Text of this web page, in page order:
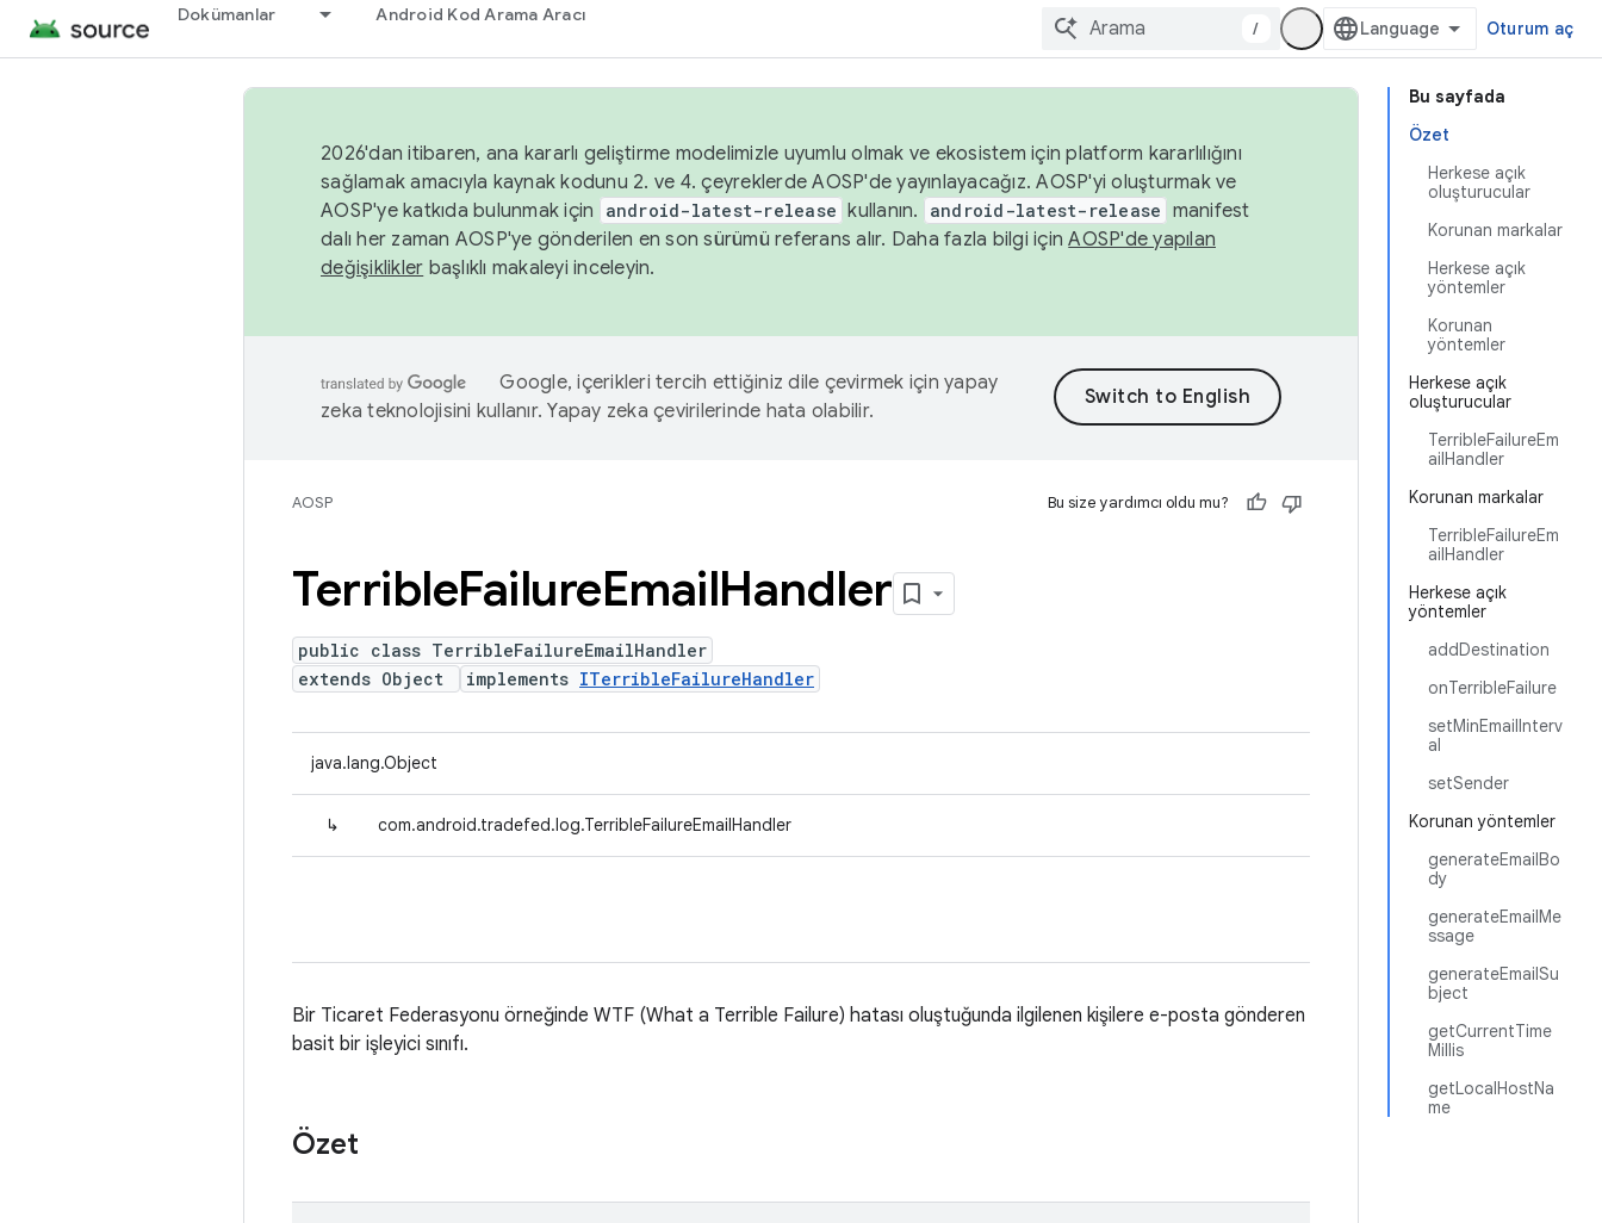
Dokümanlar Android Kod Arama Aracı
/ Oturum aç
Bu sayfada
Özet
Herkese açık
oluşturucular
Korunan markalar
Herkese açık
yöntemler
Korunan
yöntemler
Herkese açık
oluşturucular
TerribleFailureEm
ailHandler
Korunan markalar
TerribleFailureEm
ailHandler
Herkese açık
yöntemler
addDestination
onTerribleFailure
setMinEmailInterv
al
setSender
Korunan yöntemler
generateEmailBo
dy
generateEmailMe
ssage
generateEmailSu
bject
getCurrentTime
Millis
getLocalHostNa
me
2026'dan itibaren, ana kararlı geliştirme modelimizle uyumlu olmak ve ekosistem için platform kararlılığını
sağlamak amacıyla kaynak kodunu 2. ve 4. çeyreklerde AOSP'de yayınlayacağız. AOSP'yi oluşturmak ve
AOSP'ye katkıda bulunmak için
android-latest-release kullanın. android-latest-release manifest
dalı her zaman AOSP'ye gönderilen en son sürümü referans alır. Daha fazla bilgi içinAOSP'de yapılan
değişiklikler başlıklı makaleyi inceleyin.
Google, içerikleri tercih ettiğiniz dile çevirmek için yapay
zeka teknolojisini kullanır. Yapay zeka çevirilerinde hata olabilir.
AOSP Bu size yardımcı oldu mu?
TerribleFailureEmailHandler
public class TerribleFailureEmailHandler
extends Object
implements ITerribleFailureHandler
java.lang.Object
↳ com.android.tradefed.log.TerribleFailureEmailHandler
Bir Ticaret Federasyonu örneğinde WTF (What a Terrible Failure) hatası oluştuğunda ilgilenen kişilere e-posta gönderen
basit bir işleyici sınıfı.
Özet